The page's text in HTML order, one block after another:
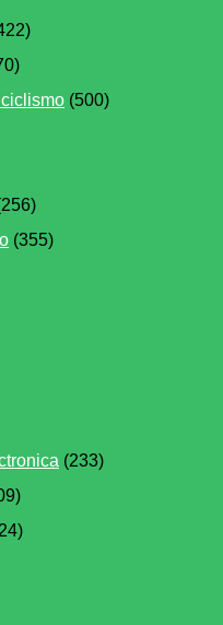
(500)
(355)
(233)